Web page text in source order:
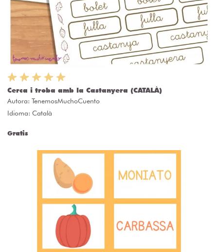
Cerca i troba amb la Castanyera (CATALÀ)
Autora: TenemosMuchoCuento
Idioma: Català
Gratis